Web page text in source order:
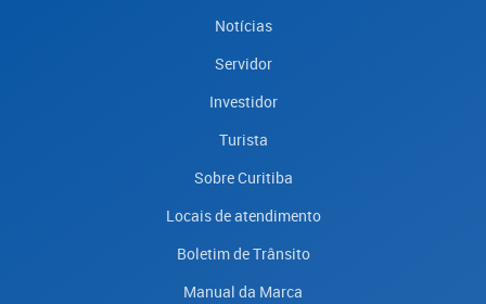
Notícias
Servidor
Investidor
Turista
Sobre Curitiba
Locais de atendimento
Boletim de Trânsito
Manual da Marca